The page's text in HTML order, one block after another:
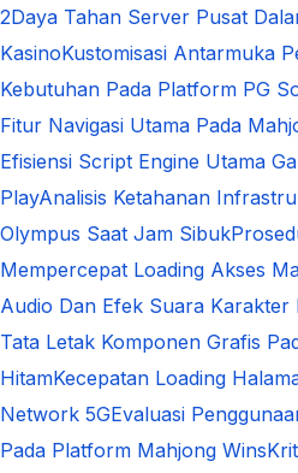
2Daya Tahan Server Pusat
KasinoKustomisasi Antarmuka
Kebutuhan Pada Platform PG
Fitur Navigasi Utama Pada
Efisiensi Script Engine Utama
PlayAnalisis Ketahanan
Olympus Saat Jam Sibuk
Mempercepat Loading Akses
Audio Dan Efek Suara Karakter
Tata Letak Komponen Grafis
HitamKecepatan Loading
Network 5GEvaluasi
Pada Platform Mahjong Wins